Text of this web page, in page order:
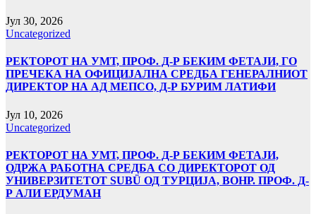
Јул 30, 2026
Uncategorized
РЕКТОРОТ НА УМТ, ПРОФ. Д-Р БЕКИМ ФЕТАЈИ, ГО
ПРЕЧЕКА НА ОФИЦИЈАЛНА СРЕДБА ГЕНЕРАЛНИОТ
ДИРЕКТОР НА АД МЕПСО, Д-Р БУРИМ ЛАТИФИ
Јул 10, 2026
Uncategorized
РЕКТОРОТ НА УМТ, ПРОФ. Д-Р БЕКИМ ФЕТАЈИ,
ОДРЖА РАБОТНА СРЕДБА СО ДИРЕКТОРОТ ОД
УНИВЕРЗИТЕТОТ SUBÜ ОД ТУРЦИЈА, ВОНР. ПРОФ. Д-
Р АЛИ ЕРДУМАН